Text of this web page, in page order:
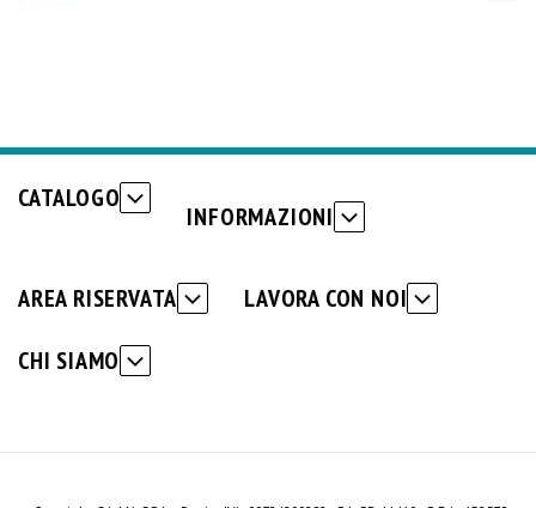
CHI SIAMO
CATALOGO
INFORMAZIONI
AREA RISERVATA LAVORA CON NOI